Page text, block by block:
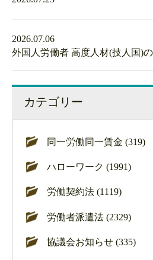
2026.07.06
外国人労働者 高度人材(技人国)
カテゴリー
同一労働同一賃金 (319)
ハローワーク (1991)
労働契約法 (1119)
労働者派遣法 (2329)
協議会お知らせ (335)